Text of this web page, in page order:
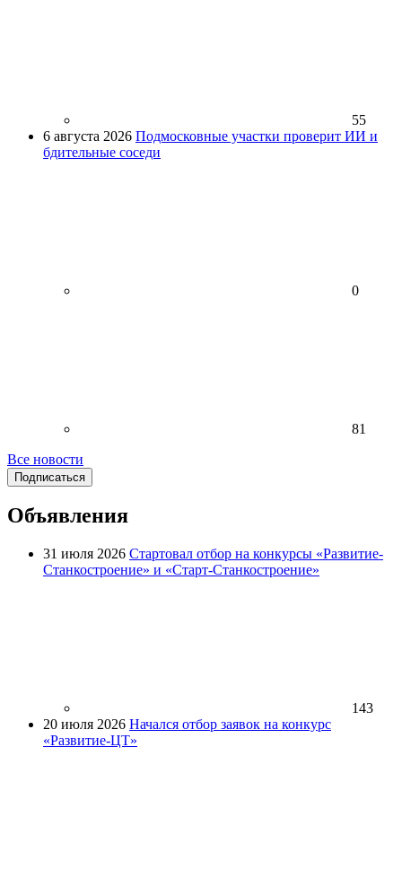
55
6 августа 2026 Подмосковные участки проверит ИИ и
бдительные соседи
0
81
Все новости
Подписаться
Объявления
31 июля 2026 Стартовал отбор на конкурсы «Развитие-
Станкостроение» и «Старт-Станкостроение»
143
20 июля 2026 Начался отбор заявок на конкурс
«Развитие-ЦТ»